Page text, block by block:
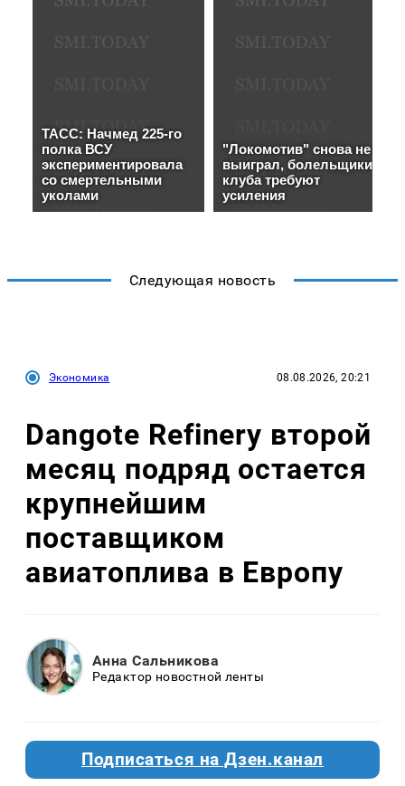
Следующая новость
Экономика 08.08.2026, 20:21
Dangote Refinery второй
месяц подряд остается
крупнейшим
поставщиком
авиатоплива в Европу
Анна Сальникова
Редактор новостной ленты
Подписаться на Дзен.канал